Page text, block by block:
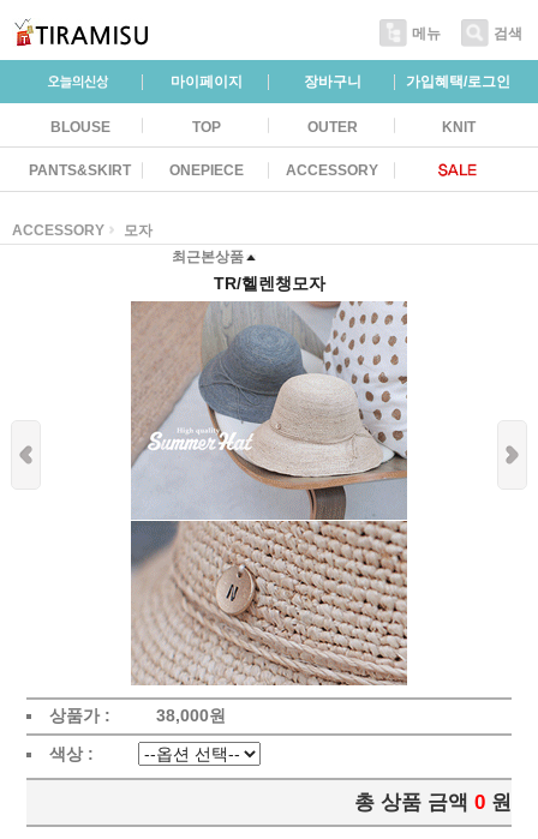
메뉴 검색
마이페이지 장바구니 가입혜택/로그인
BLOUSE TOP OUTER KNIT
PANTS&SKIRT ONEPIECE ACCESSORY
ACCESSORY
모자
최근본상품
TR/헬렌챙모자
상품가 : 38,000원
색상 :
총 상품 금액 0 원